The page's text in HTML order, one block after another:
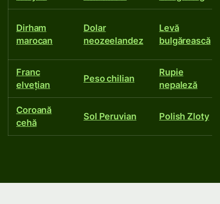
Dirham
marocan
Dolar
neozeelandez
Levă
bulgărească
Franc
elveţian
Peso chilian
Rupie
nepaleză
Coroană
cehă
Sol Peruvian Polish Zloty